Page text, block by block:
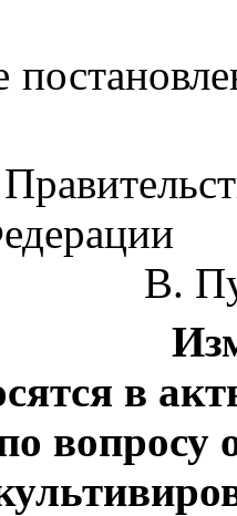
В.
в
вопросу